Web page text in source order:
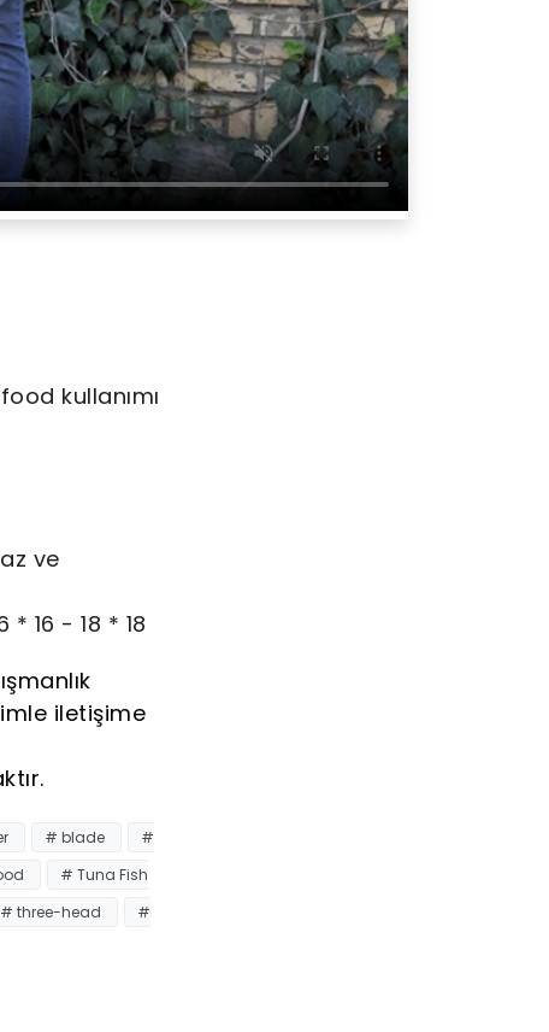
kullanımı
ve
16 - 18 * 18
iletişime
# blade
#
# Tuna Fish
# three-head
#